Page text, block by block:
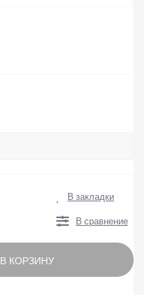
В закладки
В сравнение
В КОРЗИНУ